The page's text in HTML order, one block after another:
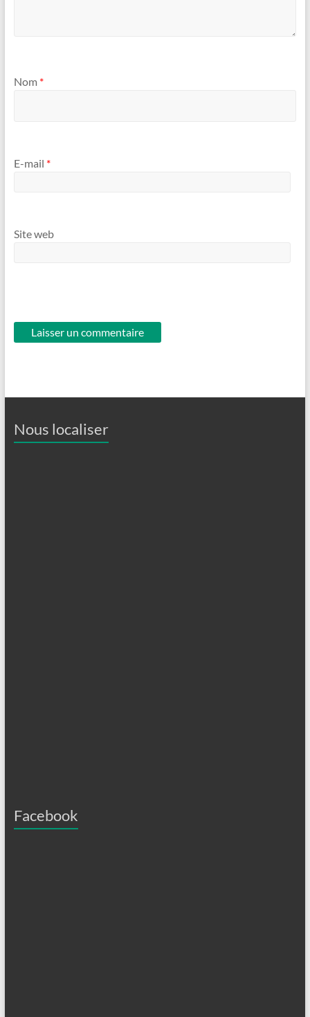
Nom *
E-mail *
Site web
Nous localiser
Facebook